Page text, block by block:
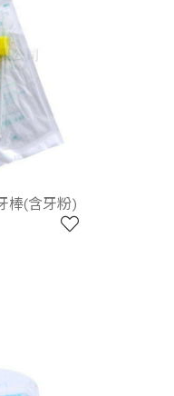
棒(含牙粉)